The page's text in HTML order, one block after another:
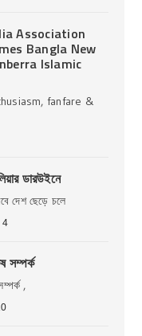
Association
Bangla New
Islamic
fanfare &
ডারউইনে
দেশ ছেড়ে চলে
4
সম্পর্ক
,